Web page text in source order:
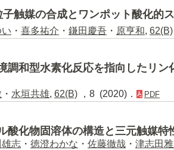
子触媒の合成とワンポット酸化的
・ 喜多祐介 ・ 鎌田慶吾 ・ 原亨和, 62(B)
調和型水素化反応を指向したリ
・ 水垣共雄, 62(B) ，8 (2020)． PDF
酸化物固溶体の構造と三元触媒特
志 ・ 徳澄わかな ・ 佐藤徹哉 ・ 津志田